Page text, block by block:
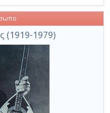
(1919-1979)